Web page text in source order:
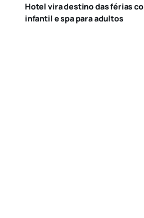
Hotel vira destino das férias
infantil e spa para adultos